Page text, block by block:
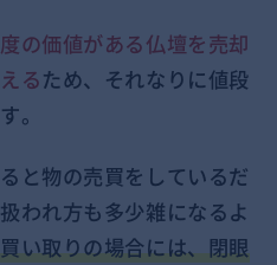
の価値がある仏壇を売却
るため、それなりに値段
。
と物の売買をしているだ
われ方も多少雑になるよ
買い取りの場合には、閉眼